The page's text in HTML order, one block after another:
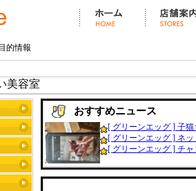
的情報
美容室
おすすめニュース
[ グリーンエッグ ] 子
[ グリーンエッグ ] ネ
[ グリーンエッグ ] チ